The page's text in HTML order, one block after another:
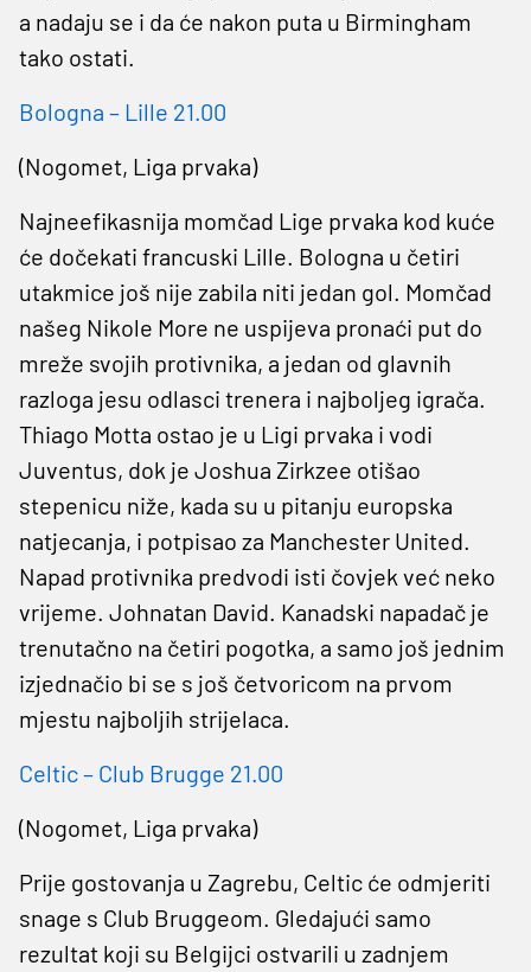
a nadaju se i da će nakon puta u Birmingham
tako ostati.
Bologna – Lille 21.00
(Nogomet, Liga prvaka)
Najneefikasnija momčad Lige prvaka kod kuće
će dočekati francuski Lille. Bologna u četiri
utakmice još nije zabila niti jedan gol. Momčad
našeg Nikole More ne uspijeva pronaći put do
mreže svojih protivnika, a jedan od glavnih
razloga jesu odlasci trenera i najboljeg igrača.
Thiago Motta ostao je u Ligi prvaka i vodi
Juventus, dok je Joshua Zirkzee otišao
stepenicu niže, kada su u pitanju europska
natjecanja, i potpisao za Manchester United.
Napad protivnika predvodi isti čovjek već neko
vrijeme. Johnatan David. Kanadski napadač je
trenutačno na četiri pogotka, a samo još jednim
izjednačio bi se s još četvoricom na prvom
mjestu najboljih strijelaca.
Celtic – Club Brugge 21.00
(Nogomet, Liga prvaka)
Prije gostovanja u Zagrebu, Celtic će odmjeriti
snage s Club Bruggeom. Gledajući samo
rezultat koji su Belgijci ostvarili u zadnjem